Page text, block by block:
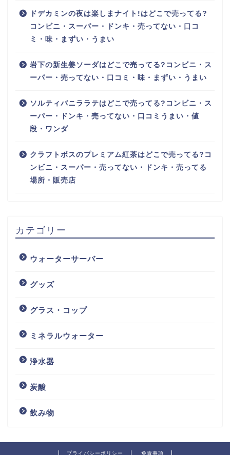
ドデカミンの夜は楽しまナイト!はどこで売ってる?
コンビニ・スーパー・ドンキ・売ってない・口コ
ミ・味・まずい・うまい
岩下の新生姜ソーダはどこで売ってる?コンビニ・ス
ーパー・売ってない・口コミ・味・まずい・うまい
ソルティバニララテはどこで売ってる?コンビニ・ス
ーパー・ドンキ・売ってない・口コミうまい・値
段・ワンダ
クラフトボスのプレミアム紅茶はどこで売ってる?コ
ンビニ・スーパー・売ってない・ドンキ・売ってる
場所・販売店
カテゴリー
ウォーターサーバー
グッズ
グラス・コップ
ミネラルウォーター
浄水器
炭酸
飲み物
プライバシーポリシー 免責事項